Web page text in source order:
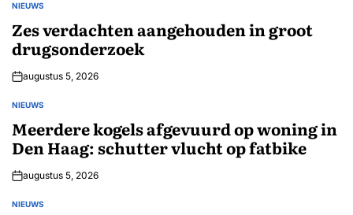
GEPLAATST
NIEUWS
Zes verdachten aangehouden in groot
drugsonderzoek
augustus 5, 2026
GEPLAATST
NIEUWS
Meerdere kogels afgevuurd op woning in
Den Haag: schutter vlucht op fatbike
augustus 5, 2026
GEPLAATST
NIEUWS